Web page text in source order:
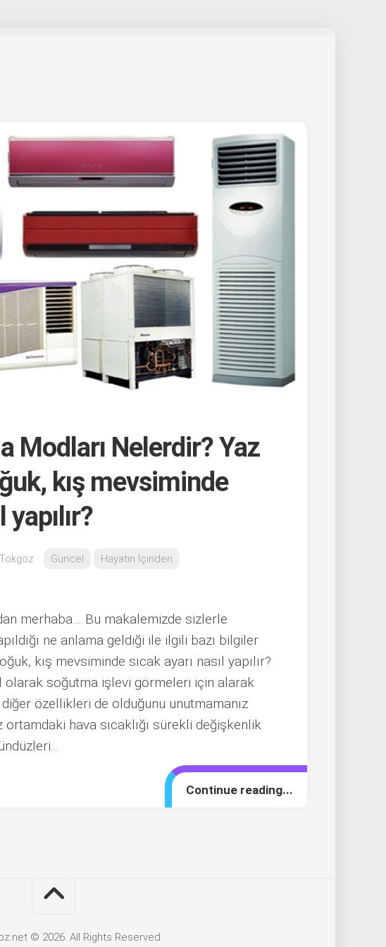
Modları Nelerdir? Yaz
kış mevsiminde
yapılır?
Güncel
Hayatın İçinden
merhaba… Bu makalemizde sizlerle
ne anlama geldiği ile ilgili bazı bilgiler
kış mevsiminde sıcak ayarı nasıl yapılır?
olarak soğutma işlevi görmeleri için alarak
diğer özellikleri de olduğunu unutmamanız
hava sıcaklığı sürekli değişkenlik
Continue reading...
© 2026. All Rights Reserved.